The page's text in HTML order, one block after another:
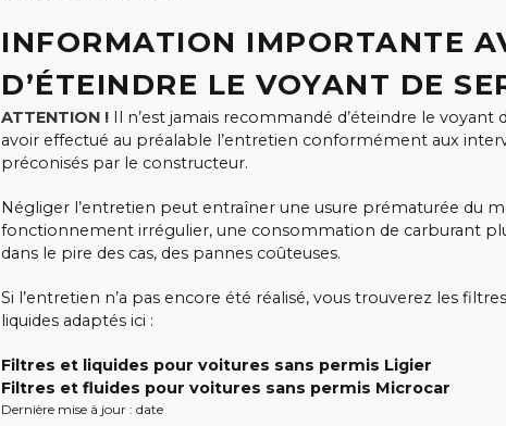
INFORMATION IMPORTANTE
D’ÉTEINDRE LE VOYANT DE
ATTENTION ! Il n’est jamais recommandé d’éteindre le voyant
avoir effectué au préalable l’entretien conformément aux
préconisés par le constructeur.
Négliger l’entretien peut entraîner une usure prématurée du
fonctionnement irrégulier, une consommation de carburant
dans le pire des cas, des pannes coûteuses.
Si l’entretien n’a pas encore été réalisé, vous trouverez les
liquides adaptés ici :
Filtres et liquides pour voitures sans permis Ligier
Filtres et fluides pour voitures sans permis Microcar
Dernière mise à jour : date